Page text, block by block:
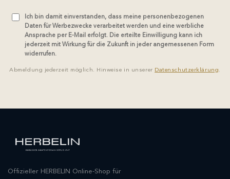
Ich bin damit einverstanden, dass meine personenbezogenen
Daten für Werbezwecke verarbeitet werden und eine werbliche
Ansprache per E-Mail erfolgt. Die erteilte Einwilligung kann ich
jederzeit mit Wirkung für die Zukunft in jeder angemessenen Form
widerrufen.
Abmeldung jederzeit möglich. Hinweise in unserer Datenschutzerklärung.
Offizieller HERBELIN Online-Shop für